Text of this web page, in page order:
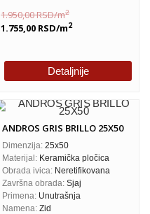
1.950,00RSD/m2
1.755,00 RSD/m2
Detaljnije
ANDROS GRIS BRILLO 25X50
Dimenzija: 25x50
Materijal: Keramička pločica
Obrada ivica: Neretifikovana
Završna obrada: Sjaj
Primena: Unutrašnja
Namena: Zid